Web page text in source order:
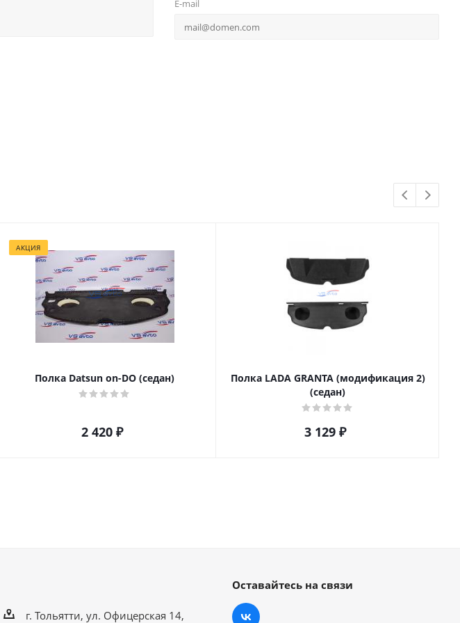
E-mail
АКЦИЯ
Полка Datsun on-DO (седан)
2 420 ₽
Полка LADA GRANTA (модификация 2)
(седан)
3 129 ₽
г. Тольятти, ул. Офицерская 14,
Оставайтесь на связи